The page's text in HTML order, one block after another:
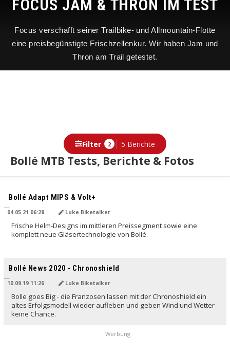
FOCUS JAM & THRON IM TEST
Focus verschafft seiner Trailbike- und Allmountain-Flotte
eine preisbegünstigte Frischzellenkur. Wir haben Jam und
Thron am Trail getestet.
Bollé MTB Tests, Berichte & Fotos
Filter 2 5 Berichte
Berichte
Bollé Adapt MIPS & Volt+
04.05.21 06:28 Luke Biketalker
Frische Helm-Designs im mittleren Preissegment sowie eine
komplett neue Gläsertechnologie von Bollé.
Bollé News 2020 - Chronoshield
10.09.19 11:26 Luke Biketalker
Bolle goes Big - die Franzosen lassen mit der Chronoshield ein
altes Erfolgsmodell wieder aufleben und geben Wind und Wetter
keine Chance.
Werbung